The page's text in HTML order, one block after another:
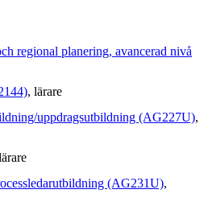
regional planering, avancerad nivå
, lärare
uppdragsutbildning (AG227U),
(AG231U),